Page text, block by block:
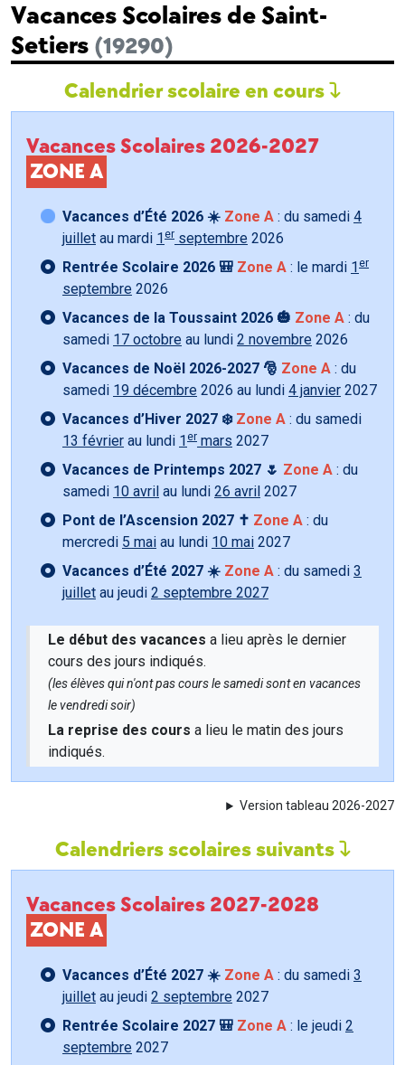
Vacances Scolaires de Saint-
Setiers (19290)
Calendrier scolaire en cours
Vacances Scolaires 2026-2027
ZONE A
Vacances d’Été 2026 ☀️ Zone A : du samedi 4
juillet au mardi 1 er septembre 2026
Rentrée Scolaire 2026 🎒 Zone A : le mardi 1 er
septembre 2026
Vacances de la Toussaint 2026 🎃 Zone A : du
samedi 17 octobre au lundi 2 novembre 2026
Vacances de Noël 2026-2027 🎅 Zone A : du
samedi 19 décembre 2026 au lundi 4 janvier 2027
Vacances d’Hiver 2027 ❄️ Zone A : du samedi
13 février au lundi 1 er mars 2027
Vacances de Printemps 2027 🌷 Zone A : du
samedi 10 avril au lundi 26 avril 2027
Pont de l’Ascension 2027 ✝️ Zone A : du
mercredi 5 mai au lundi 10 mai 2027
Vacances d’Été 2027 ☀️ Zone A : du samedi 3
juillet au jeudi 2 septembre 2027
Le début des vacances a lieu après le dernier
cours des jours indiqués.
(les élèves qui n'ont pas cours le samedi sont en vacances
le vendredi soir)
La reprise des cours a lieu le matin des jours
indiqués.
Version tableau 2026-2027
Calendriers scolaires suivants
Vacances Scolaires 2027-2028
ZONE A
Vacances d’Été 2027 ☀️ Zone A : du samedi 3
juillet au jeudi 2 septembre 2027
Rentrée Scolaire 2027 🎒 Zone A : le jeudi 2
septembre 2027